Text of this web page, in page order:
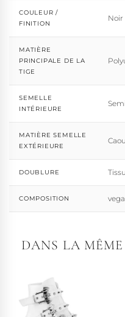
COULEUR /
FINITION
Noir
MATIÈRE
PRINCIPALE DE LA
TIGE
SEMELLE
INTÉRIEURE
MATIÈRE SEMELLE
EXTÉRIEURE
DOUBLURE Tissu
COMPOSITION
DANS LA